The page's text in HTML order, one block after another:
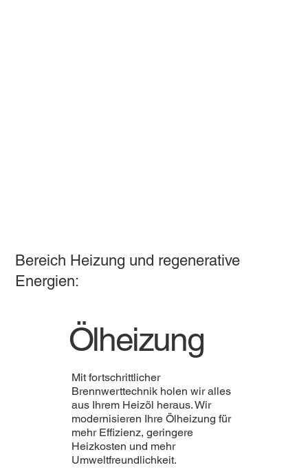
Bereich Heizung und regenerative
Energien:
Ölheizung
Mit fortschrittlicher
Brennwerttechnik holen wir alles
aus Ihrem Heizöl heraus. Wir
modernisieren Ihre Ölheizung für
mehr Effizienz, geringere
Heizkosten und mehr
Umweltfreundlichkeit.